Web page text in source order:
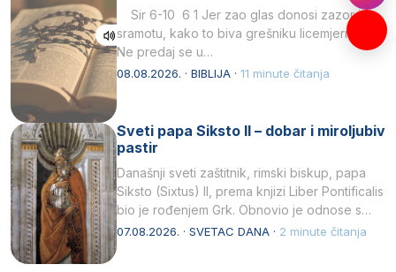
Sir 6-10 6 1 Jer zao glas donosi zazor i
sramotu, kako to biva grešniku licemjernom.2
Ne predaj se u…
08.08.2026. · BIBLIJA · 11 minute čitanja
Sveti papa Siksto II – dobar i miroljubiv
pastir
Današnji sveti zaštitnik, rimski biskup, papa
Siksto (Sixtus) II, prema knjizi Liber Pontificalis
bio je rođenjem Grk. Obnovio je odnose s
afričkim…
07.08.2026. · SVETAC DANA · 2 minute čitanja